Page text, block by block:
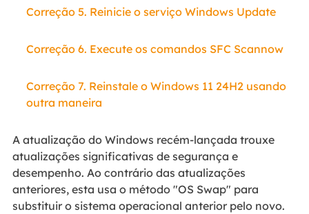
Correção 5. Reinicie o serviço Windows Update
Correção 6. Execute os comandos SFC Scannow
Correção 7. Reinstale o Windows 11 24H2 usando
outra maneira
A atualização do Windows recém-lançada trouxe
atualizações significativas de segurança e
desempenho. Ao contrário das atualizações
anteriores, esta usa o método "OS Swap" para
substituir o sistema operacional anterior pelo novo.